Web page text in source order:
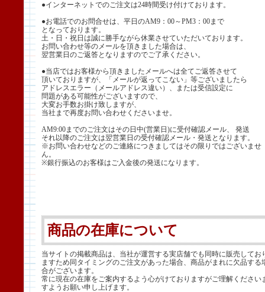
●インターネットでのご注文は24時間受け付けております。
●お電話でのお問合せは、平日のAM9：00～PM3：00まで
となっております。
土・日・祝日は誠に勝手ながら休業させていただいております。
お問い合わせ等のメールを頂きました場合は、
翌営業日のご返答となりますのでご了承ください。
●当店ではお客様から頂きましたメールへは全てご返答させて
頂いておりますが、「メールが返ってこない」等ございましたら
アドレスエラー（メールアドレス違い）、または受信設定に
問題がある可能性がございますので、
大変お手数お掛け致しますが、
当社まで再度お問い合わせくださいませ。
AM9:00までのご注文はその日中(営業日)に受付確認メール、 発送
それ以降のご注文は翌営業日の受付確認メール・発送となります。
※お問い合わせなどのご連絡につきましてはその限りではございませ
ん。
※銀行振込のお客様はご入金後の発送になります。
商品の在庫について
当サイトの掲載商品は、当社が運営する実店舗でも同時に販売してお
ますため同タイミングのご注文があった場合、商品がまれに欠品する
合がございます。
常に現在の在庫をご案内するよう心がけておりますがご理解ください
すようお願い申し上げます。